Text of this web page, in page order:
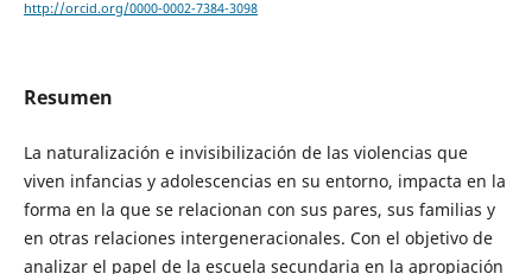
http://orcid.org/0000-0002-7384-3098
Resumen
La naturalización e invisibilización de las violencias que
viven infancias y adolescencias en su entorno, impacta en la
forma en la que se relacionan con sus pares, sus familias y
en otras relaciones intergeneracionales. Con el objetivo de
analizar el papel de la escuela secundaria en la apropiación